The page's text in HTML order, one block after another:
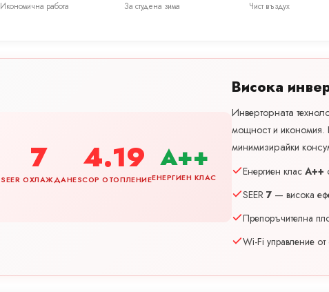
Икономична работа За студена зима Чист въздух
7
SEER ОХЛАЖДАНЕ
4.19
SCOP ОТОПЛЕНИЕ
A++
ЕНЕРГИЕН КЛАС
Висока
Инверторната
мощност и икономия.
минимизирайки
Енергиен класA++
SEER7 — висока
Препоръчителна
Wi-Fi управление